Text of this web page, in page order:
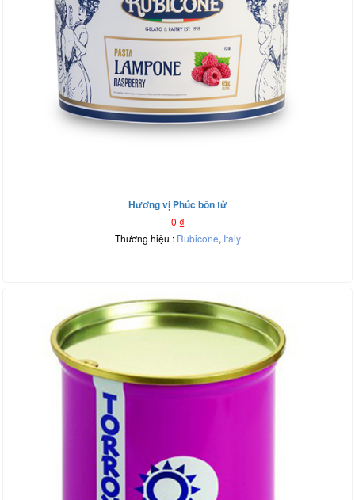
Hương vị Phúc bồn tử
0 ₫
Thương hiệu : Rubicone, Italy